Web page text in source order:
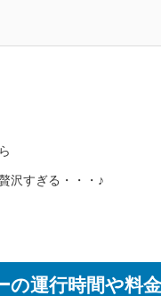
沢すぎる・・・♪
の運行時間や料